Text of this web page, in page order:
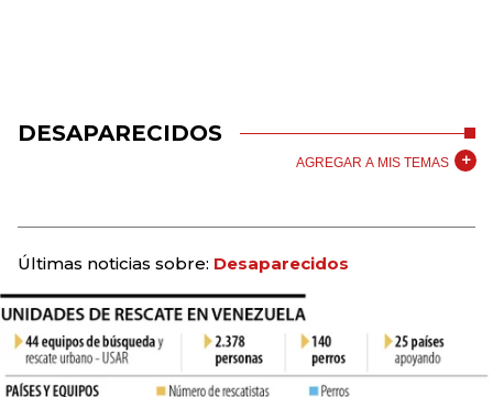
DESAPARECIDOS
AGREGAR A MIS TEMAS
Últimas noticias sobre: Desaparecidos